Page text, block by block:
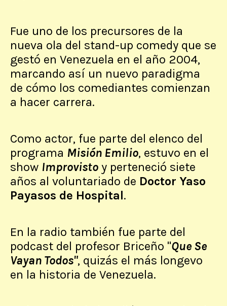
Fue uno de los precursores de la
nueva ola del stand-up comedy que se
gestó en Venezuela en el año 2004,
marcando así un nuevo paradigma
de cómo los comediantes comienzan
a hacer carrera.
Como actor, fue parte del elenco del
programa Misión Emilio, estuvo en el
show Improvisto y perteneció siete
años al voluntariado de Doctor Yaso
Payasos de Hospital.
En la radio también fue parte del
podcast del profesor Briceño "Que Se
Vayan Todos", quizás el más longevo
en la historia de Venezuela.